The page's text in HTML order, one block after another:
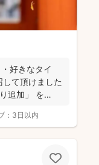
好きなタイ
て頂けました
加」 を
： 3日以内